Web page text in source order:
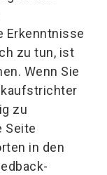
Erkenntnisse
zu tun, ist
Wenn Sie
zu
Seite
in den